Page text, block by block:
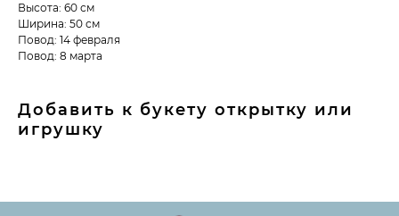
Высота: 60 см
Ширина: 50 см
Повод: 14 февраля
Повод: 8 марта
Добавить к букету открытку или
игрушку